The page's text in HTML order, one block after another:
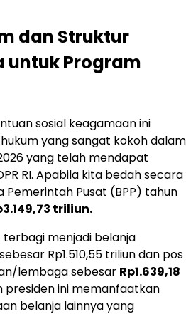
dan Struktur
untuk Program
sosial keagamaan ini
yang sangat kokoh dalam
yang telah mendapat
RI. Apabila kita bedah secara
Pemerintah Pusat (BPP) tahun
triliun.
menjadi belanja
Rp1.510,55 triliun dan pos
lembaga sebesar Rp1.639,18
presiden ini memanfaatkan
belanja lainnya yang